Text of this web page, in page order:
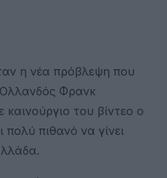
η νέα πρόβλεψη που
Φρανκ
του βίντεο ο
πολύ πιθανό να γίνει